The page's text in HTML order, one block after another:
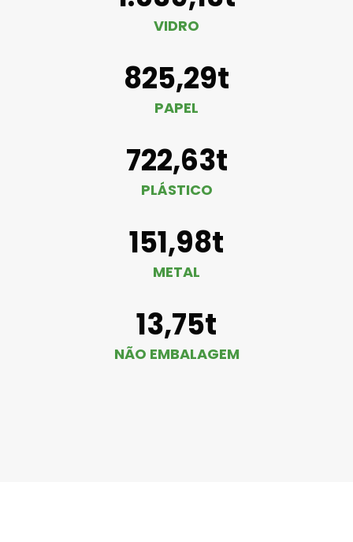
VIDRO
825,29t
PAPEL
722,63t
PLÁSTICO
151,98t
METAL
13,75t
NÃO EMBALAGEM